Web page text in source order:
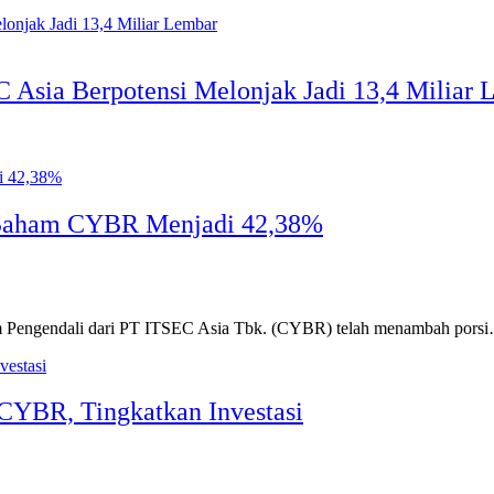
Asia Berpotensi Melonjak Jadi 13,4 Miliar
CYBR Menjadi 42,38%
dari PT ITSEC Asia Tbk. (CYBR) telah menambah
Tingkatkan Investasi